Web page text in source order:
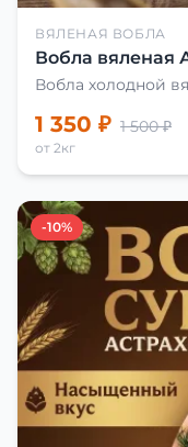
ВЯЛЕНАЯ ВОБЛА
Вобла вяленая
Вобла холодной
1 350 ₽ 1 500 ₽
от 2кг
-10%